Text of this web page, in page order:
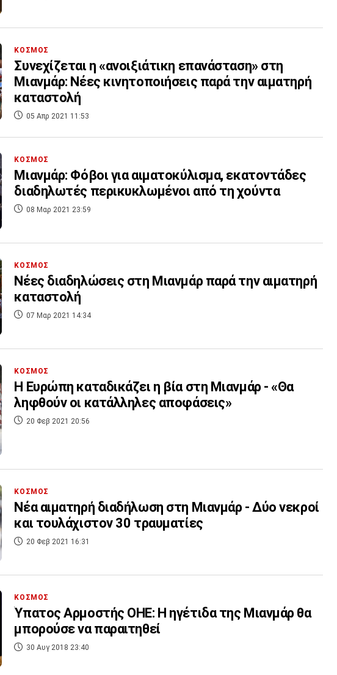
ΚΟΣΜΟΣ
Συνεχίζεται η «ανοιξιάτικη επανάσταση» στη
Μιανμάρ: Νέες κινητοποιήσεις παρά την αιματηρή
καταστολή
05 Απρ 2021 11:53
ΚΟΣΜΟΣ
Μιανμάρ: Φόβοι για αιματοκύλισμα, εκατοντάδες
διαδηλωτές περικυκλωμένοι από τη χούντα
08 Μαρ 2021 23:59
ΚΟΣΜΟΣ
Νέες διαδηλώσεις στη Μιανμάρ παρά την αιματηρή
καταστολή
07 Μαρ 2021 14:34
ΚΟΣΜΟΣ
Η Ευρώπη καταδικάζει η βία στη Μιανμάρ - «Θα
ληφθούν οι κατάλληλες αποφάσεις»
20 Φεβ 2021 20:56
ΚΟΣΜΟΣ
Νέα αιματηρή διαδήλωση στη Μιανμάρ - Δύο νεκροί
και τουλάχιστον 30 τραυματίες
20 Φεβ 2021 16:31
ΚΟΣΜΟΣ
Ύπατος Αρμοστής ΟΗΕ: Η ηγέτιδα της Μιανμάρ θα
μπορούσε να παραιτηθεί
30 Αυγ 2018 23:40